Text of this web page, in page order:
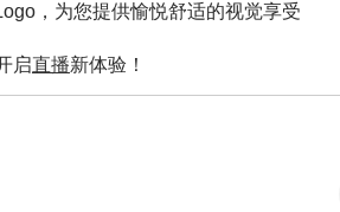
，为您提供愉悦舒适的视觉享受
启直播新体验！